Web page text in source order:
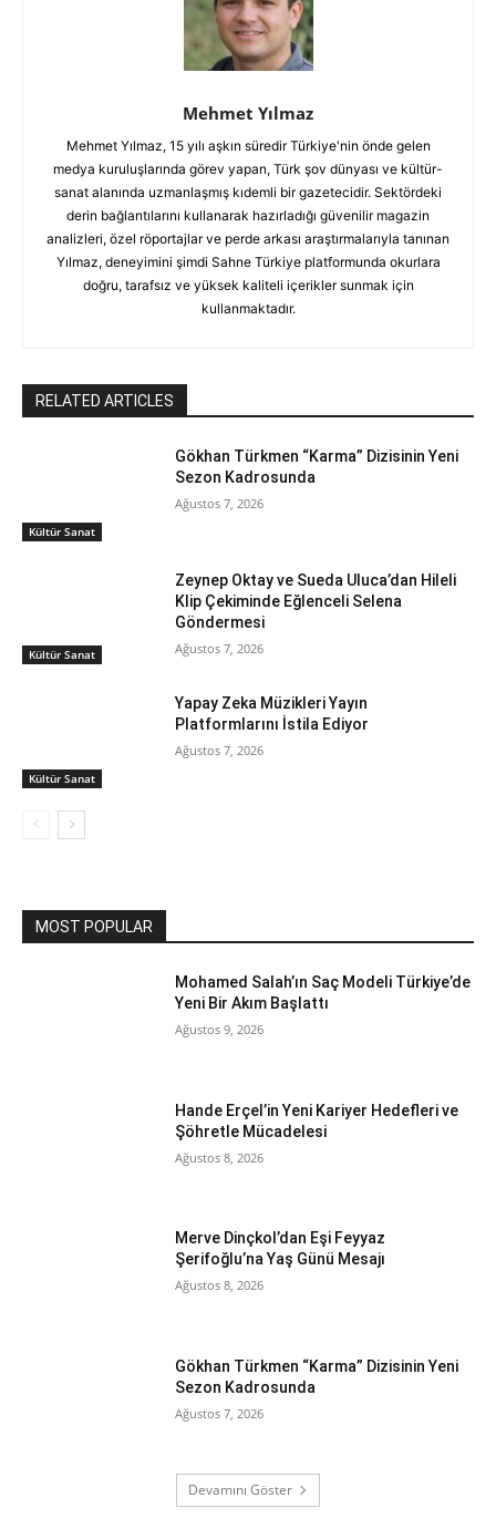
Mehmet Yılmaz
Mehmet Yılmaz, 15 yılı aşkın süredir Türkiye'nin önde gelen
medya kuruluşlarında görev yapan, Türk şov dünyası ve kültür-
sanat alanında uzmanlaşmış kıdemli bir gazetecidir. Sektördeki
derin bağlantılarını kullanarak hazırladığı güvenilir magazin
analizleri, özel röportajlar ve perde arkası araştırmalarıyla tanınan
Yılmaz, deneyimini şimdi Sahne Türkiye platformunda okurlara
doğru, tarafsız ve yüksek kaliteli içerikler sunmak için
kullanmaktadır.
RELATED ARTICLES
Kültür Sanat
Gökhan Türkmen “Karma” Dizisinin Yeni
Sezon Kadrosunda
Ağustos 7, 2026
Kültür Sanat
Zeynep Oktay ve Sueda Uluca’dan Hileli
Klip Çekiminde Eğlenceli Selena
Göndermesi
Ağustos 7, 2026
Kültür Sanat
Yapay Zeka Müzikleri Yayın
Platformlarını İstila Ediyor
Ağustos 7, 2026
MOST POPULAR
Mohamed Salah’ın Saç Modeli Türkiye’de
Yeni Bir Akım Başlattı
Ağustos 9, 2026
Hande Erçel’in Yeni Kariyer Hedefleri ve
Şöhretle Mücadelesi
Ağustos 8, 2026
Merve Dinçkol’dan Eşi Feyyaz
Şerifoğlu’na Yaş Günü Mesajı
Ağustos 8, 2026
Gökhan Türkmen “Karma” Dizisinin Yeni
Sezon Kadrosunda
Ağustos 7, 2026
Devamını Göster